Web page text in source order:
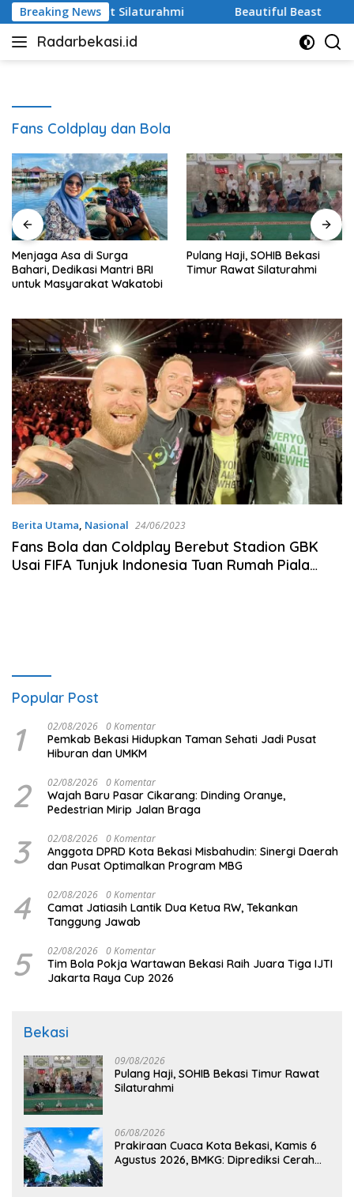
Langsung
ke
konten
Breaking News
Timur Rawat Silaturahmi Beautiful Beast
Radarbekasi.id
Berita
Fans Coldplay dan Bola
Menjaga Asa di Surga
Bahari, Dedikasi Mantri BRI
untuk Masyarakat Wakatobi
Pulang Haji, SOHIB Bekasi
Timur Rawat Silaturahmi
Berita Utama, Nasional 24/06/2023
Fans Bola dan Coldplay Berebut Stadion GBK
Usai FIFA Tunjuk Indonesia Tuan Rumah Piala
Popular Post
1 02/08/2026 0 Komentar
Pemkab Bekasi Hidupkan Taman Sehati Jadi Pusat
Hiburan dan UMKM
2 02/08/2026 0 Komentar
Wajah Baru Pasar Cikarang: Dinding Oranye,
Pedestrian Mirip Jalan Braga
3 02/08/2026 0 Komentar
Anggota DPRD Kota Bekasi Misbahudin: Sinergi Daerah
dan Pusat Optimalkan Program MBG
4 02/08/2026 0 Komentar
Camat Jatiasih Lantik Dua Ketua RW, Tekankan
Tanggung Jawab
5 02/08/2026 0 Komentar
Tim Bola Pokja Wartawan Bekasi Raih Juara Tiga IJTI
Jakarta Raya Cup 2026
Bekasi
09/08/2026
Pulang Haji, SOHIB Bekasi Timur Rawat
Silaturahmi
06/08/2026
Prakiraan Cuaca Kota Bekasi, Kamis 6
Agustus 2026, BMKG: Diprediksi Cerah